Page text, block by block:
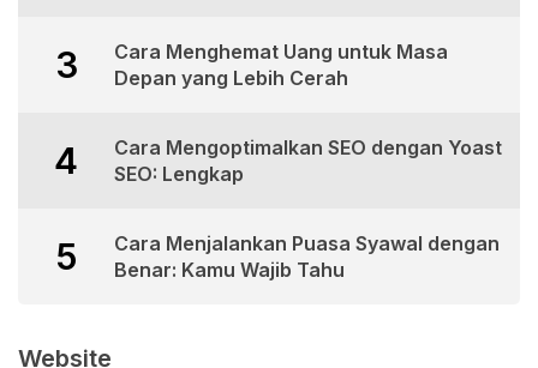
3
Cara Menghemat Uang untuk Masa
Depan yang Lebih Cerah
4
Cara Mengoptimalkan SEO dengan Yoast
SEO: Lengkap
5
Cara Menjalankan Puasa Syawal dengan
Benar: Kamu Wajib Tahu
Website